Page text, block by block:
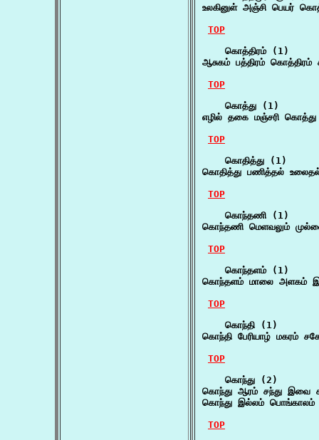
உலகினுள் அஞ்சி பெயர்
TOP
    கொத்திரம் (1)
ஆசுகம் பத்திரம்
TOP
    கொத்து (1)
எழில் தகை மஞ்சரி
TOP
    கொதித்து (1)
கொதித்து பணித்தல்
TOP
    கொந்தணி (1)
கொந்தணி மெளவலும்
TOP
    கொந்தளம் (1)
கொந்தளம் மாலை அளகம்
TOP
    கொந்தி (1)
கொந்தி பேரியாழ் மகரம்
TOP
    கொந்து (2)
கொந்து ஆரம் சந்து
கொந்து இல்லம்
TOP